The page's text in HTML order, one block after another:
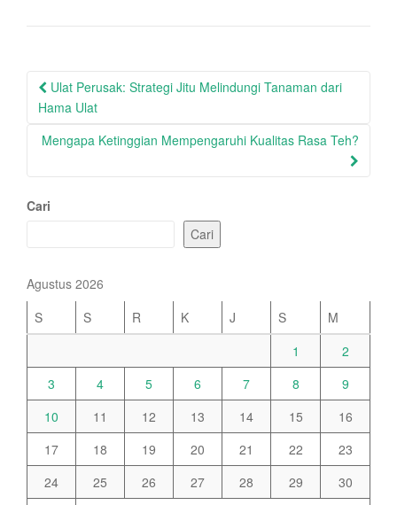
Post
navigation
Ulat Perusak: Strategi Jitu Melindungi Tanaman dari
Hama Ulat
Mengapa Ketinggian Mempengaruhi Kualitas Rasa Teh?
Cari
Cari
Agustus 2026
S
S R K J S
M
1
2
3
4 5 6 7 8
9
10
11 12 13 14 15
16
17
18 19 20 21 22
23
24
25 26 27 28 29
30